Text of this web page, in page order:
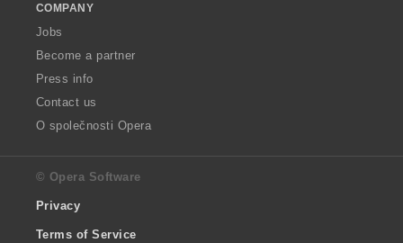
COMPANY
Jobs
Become a partner
Press info
Contact us
O společnosti Opera
© Opera Software
Privacy
Terms of Service